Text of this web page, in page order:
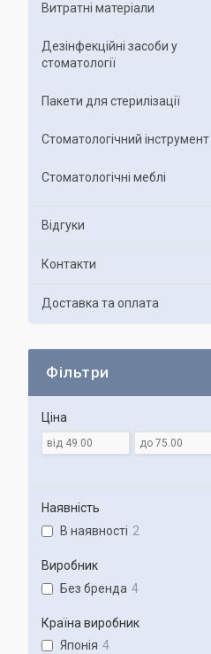
Витратні матеріали
Дезінфекційні засоби у
стоматології
Пакети для стерилізації
Стоматологічний інструмент
Стоматологічні меблі
Відгуки
Контакти
Доставка та оплата
Фільтри
Ціна
Наявність
В наявності 2
Виробник
Без бренда 4
Країна виробник
Японія 4